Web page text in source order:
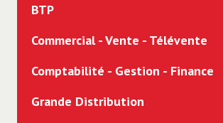
BTP
Commercial - Vente - Télévente
Comptabilité - Gestion - Finance
Grande Distribution